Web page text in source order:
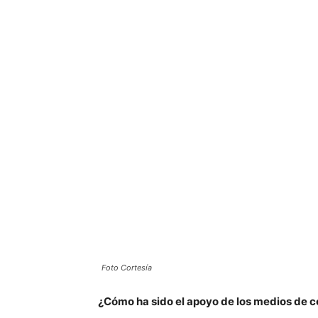
Foto Cortesía
¿Cómo ha sido el apoyo de los medios de